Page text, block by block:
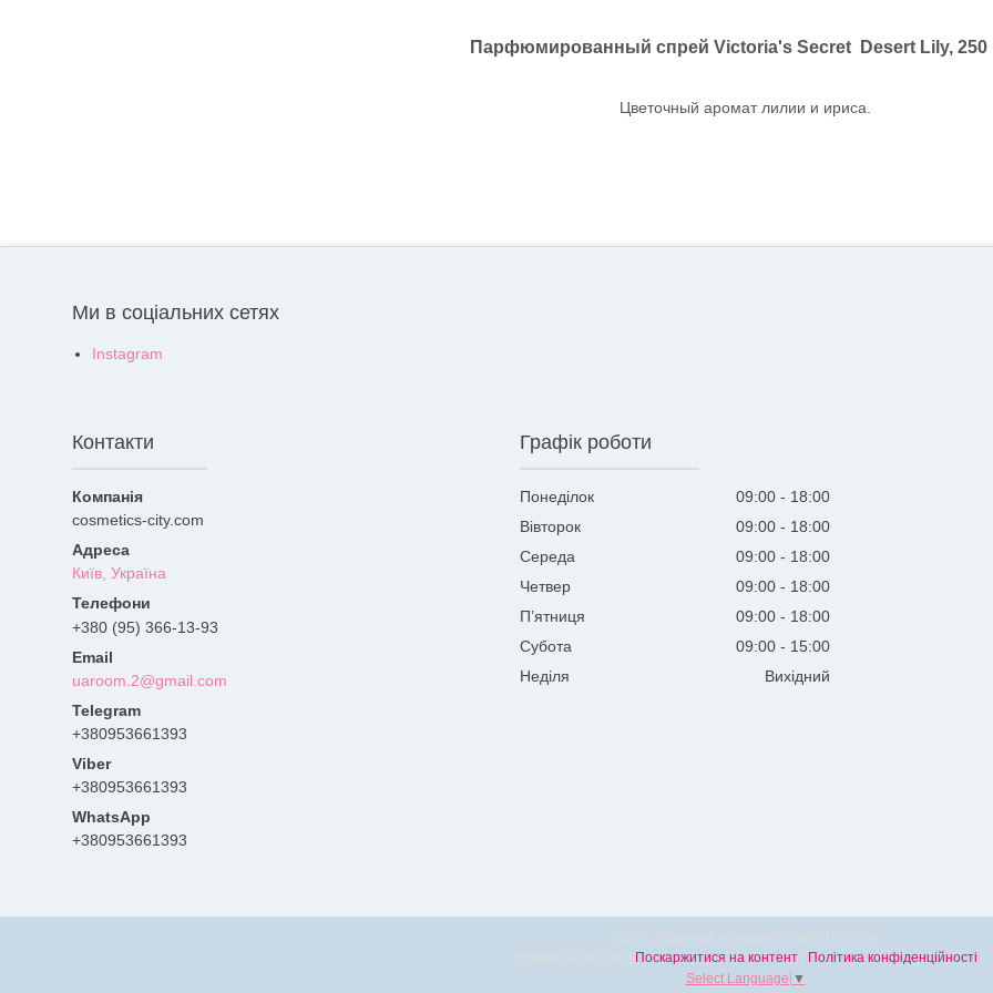
Парфюмированный спрей Victoria's Secret Desert Lily, 250
Цветочный аромат лилии и ириса.
Ми в соціальних сетях
Instagram
Контакти
cosmetics-city.com
Київ, Україна
+380 (95) 366-13-93
uaroom.2@gmail.com
+380953661393
+380953661393
+380953661393
Графік роботи
Понеділок 09:00
18:00
Вівторок
09:00
18:00
Середа
09:00
18:00
Четвер
09:00
18:00
Пʼятниця
09:00
18:00
Субота
09:00
15:00
Неділя
Вихідний
Поскаржитися на контент
Політика конфіденційності
Select Language ▼